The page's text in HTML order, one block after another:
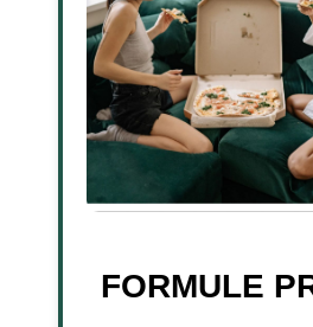
FORMULE